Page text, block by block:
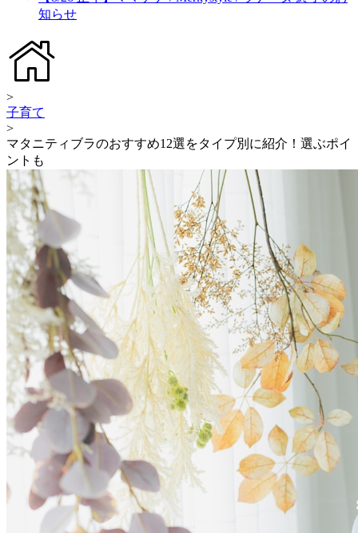
知らせ
>
子育て
>
マタニティブラのおすすめ12選をタイプ別に紹介！選ぶポイ
ントも